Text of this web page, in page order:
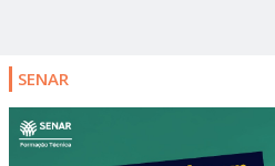
SENAR